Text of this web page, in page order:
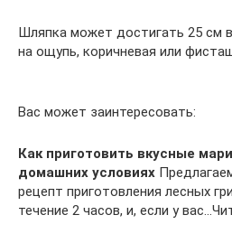
Шляпка может достигать 25 см
на ощупь, коричневая или
Вас может заинтересовать:
Как приготовить вкусные
домашних условиях
рецепт приготовления лесных
течение 2 часов, и, если у